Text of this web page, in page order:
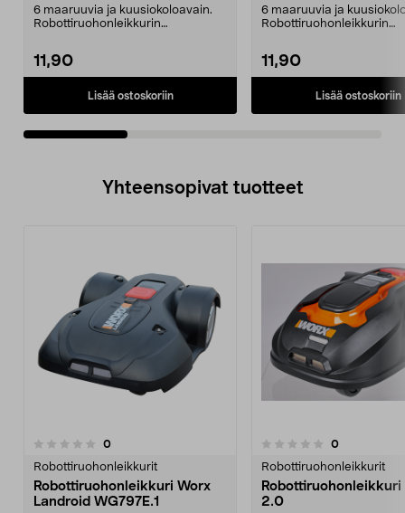
ch
6 maaruuvia ja kuusiokoloavain.
Robottiruohonleikkurin
11,90
Lisää ostoskoriin
ch
6 maaruuvia ja
Robottiruohonleikkurin
11,90
Lisää ostoskoriin
Yhteensopivat tuotteet
0arvostelut
Robottiruohonleikkurit
Robottiruohonleikkuri Worx
Landroid WG797E.1
0.0 viidestä
0arvostelut
Robottiruohonleikkurit
Robottiruohonleikkuri
2.0
0.0 viidestä